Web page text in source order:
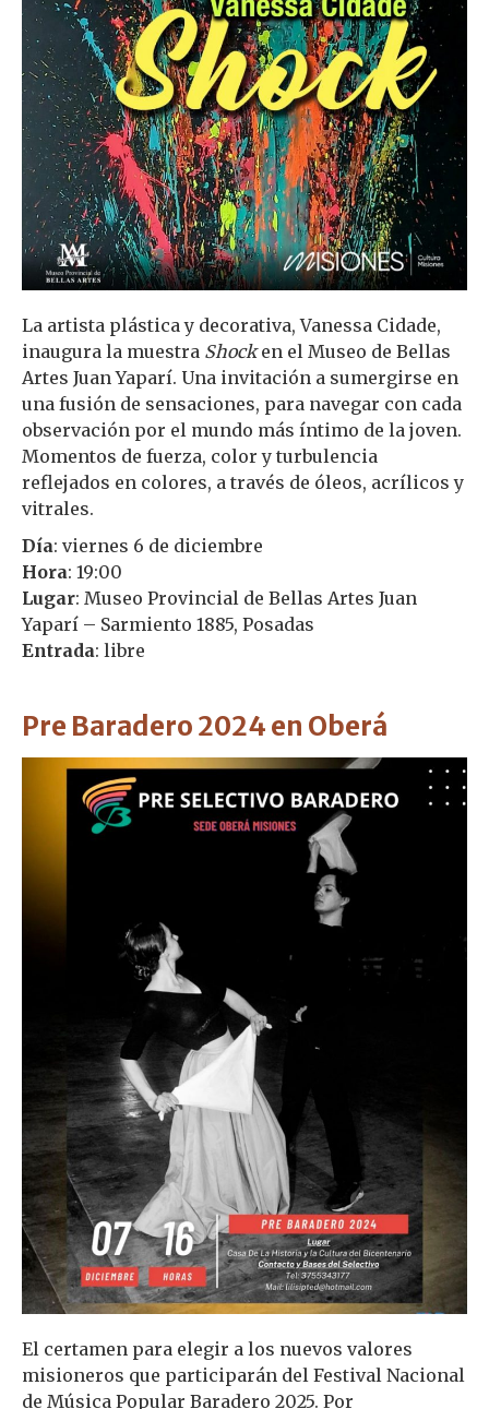
La artista plástica y decorativa, Vanessa Cidade,
inaugura la muestra Shocken el Museo de Bellas
Artes Juan Yaparí. Una invitación a sumergirse en
una fusión de sensaciones, para navegar con cada
observación por el mundo más íntimo de la joven.
Momentos de fuerza, color y turbulencia
reflejados en colores, a través de óleos, acrílicos y
vitrales.
Día: viernes 6 de diciembre
Hora: 19:00
Lugar: Museo Provincial de Bellas Artes Juan
Yaparí – Sarmiento 1885, Posadas
Entrada: libre
Pre Baradero 2024 en Oberá
El certamen para elegir a los nuevos valores
misioneros que participarán del Festival Nacional
de Música Popular Baradero 2025. Por